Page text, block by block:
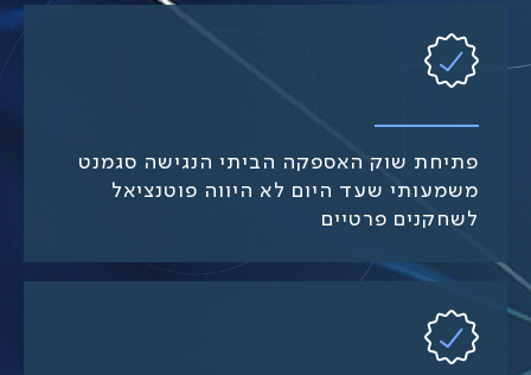
פתיחת שוק האספקה הביתי הנגישה סגמנט
משמעותי שעד היום לא היווה פוטנציאל
לשחקנים פרטיים